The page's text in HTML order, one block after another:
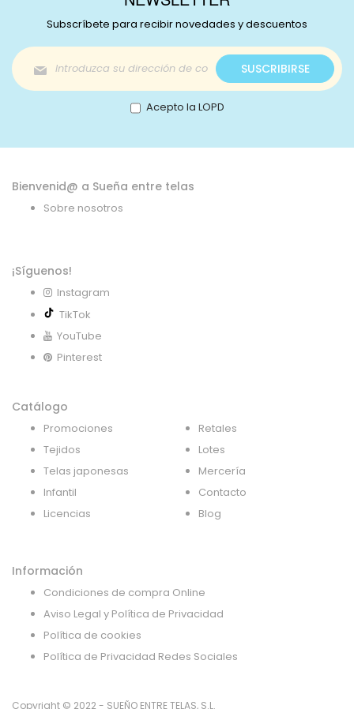
Subscríbete para recibir novedades y descuentos
Inscríbase
a
nuestro
boletín
de
SUSCRIBIRSE
Acepto la LOPD
Bienvenid@ a Sueña entre telas
Sobre nosotros
¡Síguenos!
Instagram
TikTok
YouTube
Pinterest
Catálogo
Promociones
Tejidos
Telas japonesas
Infantil
Licencias
Retales
Lotes
Mercería
Contacto
Blog
Información
Condiciones de compra Online
Aviso Legal y Política de Privacidad
Política de cookies
Política de Privacidad Redes Sociales
Copyright © 2022 - SUEÑO ENTRE TELAS, S.L.